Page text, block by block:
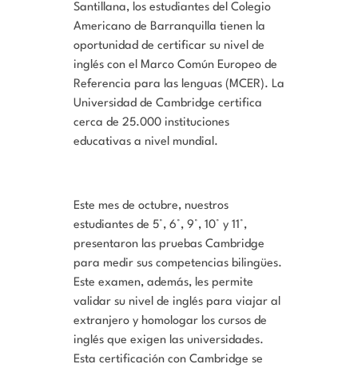
Santillana, los estudiantes del Colegio
Americano de Barranquilla tienen la
oportunidad de certificar su nivel de
inglés con el Marco Común Europeo de
Referencia para las lenguas (MCER). La
Universidad de Cambridge certifica
cerca de 25.000 instituciones
educativas a nivel mundial.
Este mes de octubre, nuestros
estudiantes de 5°, 6°, 9°, 10° y 11°,
presentaron las pruebas Cambridge
para medir sus competencias bilingües.
Este examen, además, les permite
validar su nivel de inglés para viajar al
extranjero y homologar los cursos de
inglés que exigen las universidades.
Esta certificación con Cambridge se